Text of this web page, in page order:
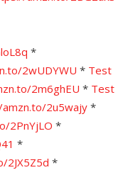
*
2wUDYWU * Test
2m6ghEU * Test
2u5wajy *
2PnYjLO *
*
2JX5Z5d *